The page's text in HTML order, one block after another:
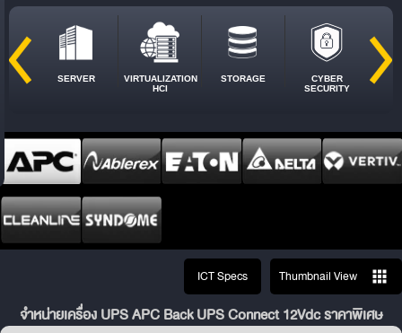
SERVER
VIRTUALIZATION
HCI
STORAGE
CYBER
SECURITY
ICT Specs Thumbnail View
จำหน่ายเครื่อง UPS APC Back UPS Connect 12Vdc ราคาพิเศษ